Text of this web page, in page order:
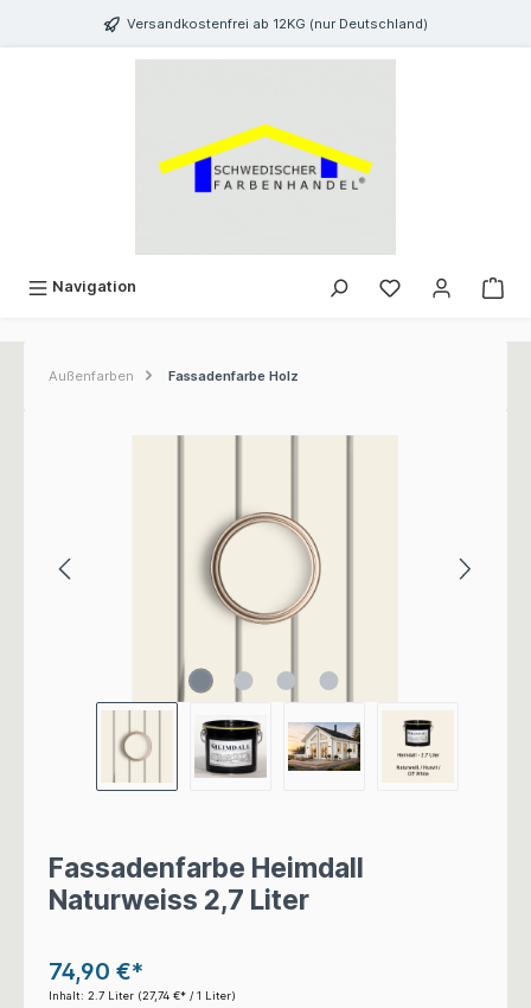
springen Versandkostenfrei ab 12KG (nur Deutschland)
Navigation
Außenfarben Fassadenfarbe Holz
Fassadenfarbe Heimdall
Naturweiss 2,7 Liter
74,90 €*
Inhalt: 2.7 Liter (27,74 €* / 1 Liter)